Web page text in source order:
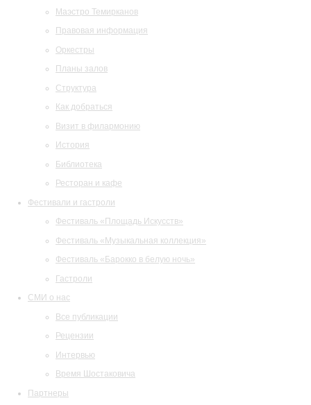
Маэстро Темирканов
Правовая информация
Оркестры
Планы залов
Структура
Как добраться
Визит в филармонию
История
Библиотека
Ресторан и кафе
Фестивали и гастроли
Фестиваль «Площадь Искусств»
Фестиваль «Музыкальная коллекция»
Фестиваль «Барокко в белую ночь»
Гастроли
СМИ о нас
Все публикации
Рецензии
Интервью
Время Шостаковича
Партнеры